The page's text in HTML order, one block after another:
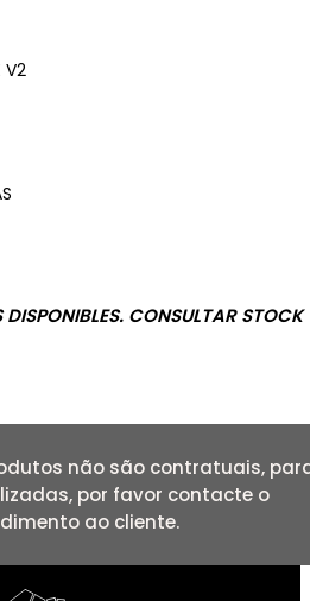
V2
DISPONIBLES. CONSULTAR STOCK
não são contratuais,
por favor contacte o
ao cliente.